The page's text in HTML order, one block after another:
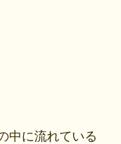
中に流れている